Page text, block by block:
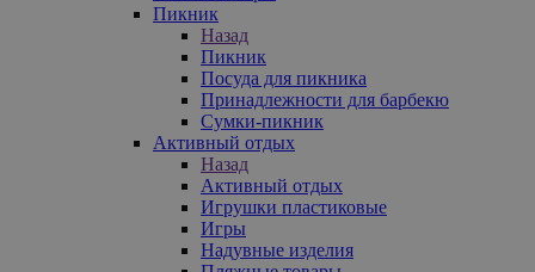
Пикник
Назад
Пикник
Посуда для пикника
Принадлежности для барбекю
Сумки-пикник
Активный отдых
Назад
Активный отдых
Игрушки пластиковые
Игры
Надувные изделия